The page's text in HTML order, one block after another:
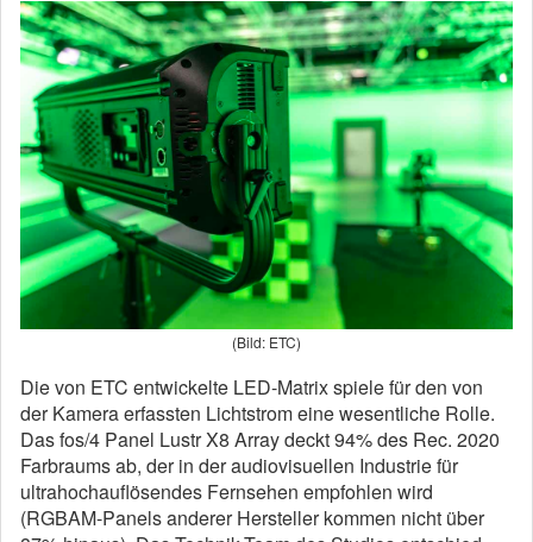
(Bild: ETC)
Die von ETC entwickelte LED-Matrix spiele für den von
der Kamera erfassten Lichtstrom eine wesentliche Rolle.
Das fos/4 Panel Lustr X8 Array deckt 94% des Rec. 2020
Farbraums ab, der in der audiovisuellen Industrie für
ultrahochauflösendes Fernsehen empfohlen wird
(RGBAM-Panels anderer Hersteller kommen nicht über